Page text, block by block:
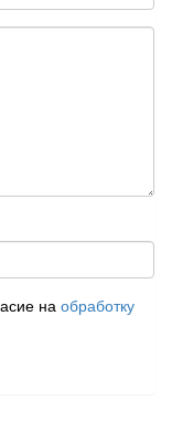
на обработку